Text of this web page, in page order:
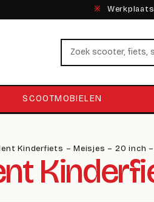
※
Zoeken
SCOOTMOBIELEN
Kinderfiets – Meisjes – 20 inch